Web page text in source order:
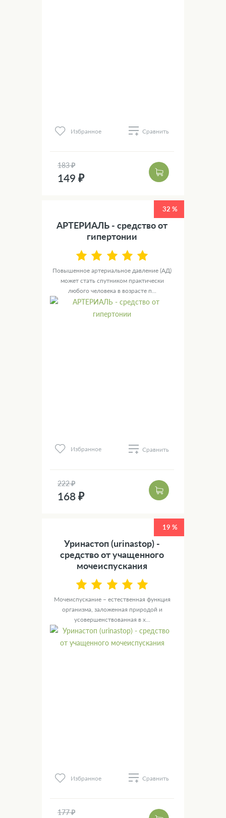
Избранное Сравнить
183 ₽
149 ₽
32 %
АРТЕРИАЛЬ - средство от
гипертонии
Повышенное артериальное давление (АД)
может стать спутником практически
любого человека в возрасте п...
Избранное Сравнить
222 ₽
168 ₽
19 %
Уринастоп (urinastop) -
средство от учащенного
мочеиспускания
Мочеиспускание – естественная функция
организма, заложенная природой и
усовершенствованная в х...
Избранное Сравнить
177 ₽